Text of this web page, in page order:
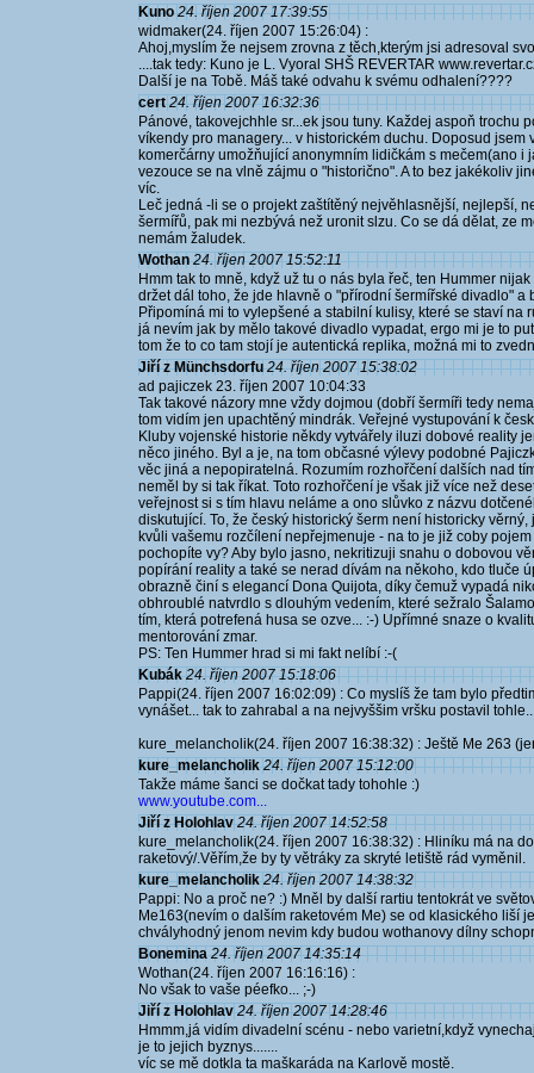
Kuno 24. říjen 2007 17:39:55
widmaker(24. říjen 2007 15:26:04) :
Ahoj,myslím že nejsem zrovna z těch,kterým jsi adresoval
....tak tedy: Kuno je L. Vyoral SHŠ REVERTAR
Další je na Tobě. Máš také odvahu k svému odhalení????
cert 24. říjen 2007 16:32:36
Pánové, takovejchhle sr...ek jsou tuny. Každej aspoň trochu
víkendy pro managery... v historickém duchu. Doposud
komerčárny umožňující anonymním lidičkám s mečem(ano
vezouce se na vlně zájmu o "historično". A to bez jakékoliv
víc.
Leč jedná -li se o projekt zaštítěný nejvěhlasnější, nejlepší,
šermířů, pak mi nezbývá než uronit slzu. Co se dá dělat, ze
nemám žaludek.
Wothan 24. říjen 2007 15:52:11
Hmm tak to mně, když už tu o nás byla řeč, ten Hummer
držet dál toho, že jde hlavně o "přírodní šermířské divadlo"
Připomíná mi to vylepšené a stabilní kulisy, které se staví
já nevím jak by mělo takové divadlo vypadat, ergo mi je to
tom že to co tam stojí je autentická replika, možná mi to
Jiří z Münchsdorfu 24. říjen 2007 15:38:02
ad pajiczek 23. říjen 2007 10:04:33
Tak takové názory mne vždy dojmou (dobří šermíři tedy
tom vidím jen upachtěný mindrák. Veřejné vystupování k
Kluby vojenské historie někdy vytvářely iluzi dobové reality
něco jiného. Byl a je, na tom občasné výlevy podobné
věc jiná a nepopiratelná. Rozumím rozhořčení dalších nad
neměl by si tak říkat. Toto rozhořčení je však již více než
veřejnost si s tím hlavu neláme a ono slůvko z názvu
diskutující. To, že český historický šerm není historicky
kvůli vašemu rozčílení nepřejmenuje - na to je již coby
pochopíte vy? Aby bylo jasno, nekritizuji snahu o dobovou
popírání reality a také se nerad dívám na někoho, kdo tluče
obrazně činí s elegancí Dona Quijota, díky čemuž vypadá
obhroublé natvrdlo s dlouhým vedením, které sežralo
tím, která potrefená husa se ozve... :-) Upřímné snaze o
mentorování zmar.
PS: Ten Hummer hrad si mi fakt nelíbí :-(
Kubák 24. říjen 2007 15:18:06
Pappi(24. říjen 2007 16:02:09) : Co myslíš že tam bylo
vynášet... tak to zahrabal a na nejvyššim vršku postavil
kure_melancholik(24. říjen 2007 16:38:32) : Ještě Me 263
kure_melancholik 24. říjen 2007 15:12:00
Takže máme šanci se dočkat tady tohohle :)
www.youtube.com...
Jiří z Holohlav 24. říjen 2007 14:52:58
kure_melancholik(24. říjen 2007 16:38:32) : Hliníku má na
raketový/.Věřím,že by ty větráky za skryté letiště rád vyměnil.
kure_melancholik 24. říjen 2007 14:38:32
Pappi: No a proč ne? :) Mněl by další rartiu tentokrát ve
Me163(nevím o dalším raketovém Me) se od klasického liší
chvályhodný jenom nevim kdy budou wothanovy dílny
Bonemina 24. říjen 2007 14:35:14
Wothan(24. říjen 2007 16:16:16) :
No však to vaše péefko... ;-)
Jiří z Holohlav 24. říjen 2007 14:28:46
Hmmm,já vidím divadelní scénu - nebo varietní,když
je to jejich byznys.......
víc se mě dotkla ta maškaráda na Karlově mostě.